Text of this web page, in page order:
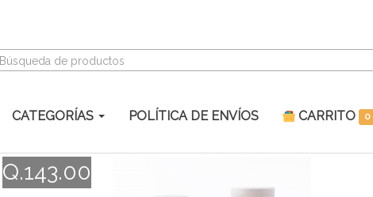
Búsqueda de productos
CATEGORÍAS POLÍTICA DE ENVÍOS CARRITO 0
Q.143.00